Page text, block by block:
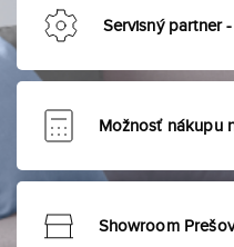
Servisný partner
Možnosť nákupu
Showroom Prešov